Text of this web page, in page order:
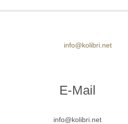
info@kolibri.net
E-Mail
info@kolibri.net
jetzt